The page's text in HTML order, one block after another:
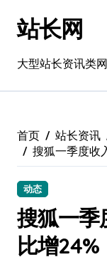
站长网
大型站长资讯类
首页 站长资讯
搜狐一季度收
动态
搜狐一季
比增24%